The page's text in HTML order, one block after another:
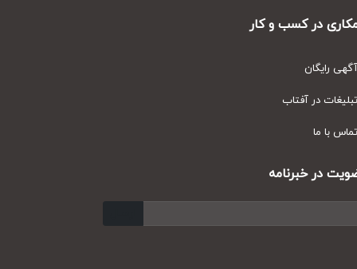
در کسب و کار
رایگان
در آفتاب
با ما
در خبرنامه